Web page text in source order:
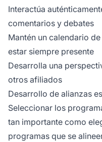
Interactúa
comentarios y debates
Mantén un calendario
estar siempre presente
Desarrolla una
otros afiliados
Desarrollo de alianzas
Seleccionar los
tan importante como
programas que se